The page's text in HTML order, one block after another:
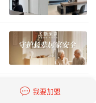
我要加盟